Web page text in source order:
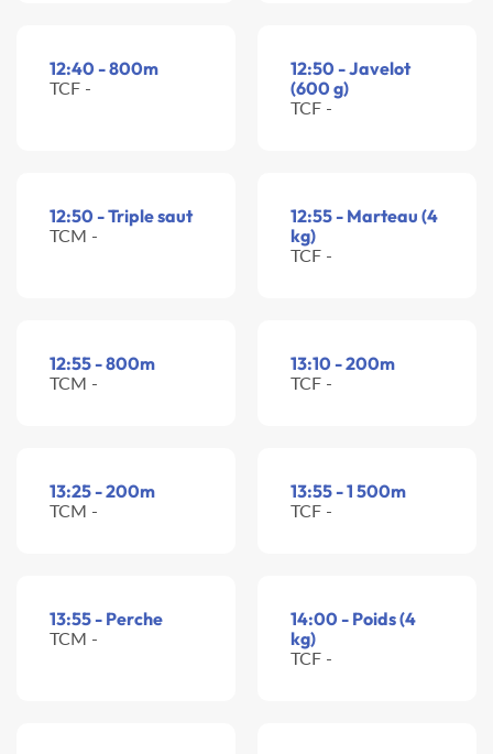
12:40 - 800m
TCF -
12:50 - Javelot
(600 g)
TCF -
12:50 - Triple saut
TCM -
12:55 - Marteau (4
kg)
TCF -
12:55 - 800m
TCM -
13:10 - 200m
TCF -
13:25 - 200m
TCM -
13:55 - 1 500m
TCF -
13:55 - Perche
TCM -
14:00 - Poids (4
kg)
TCF -